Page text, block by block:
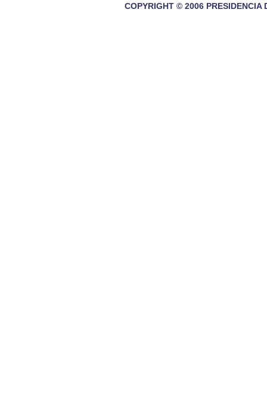
COPYRIGHT © 2006 PRESIDENCIA